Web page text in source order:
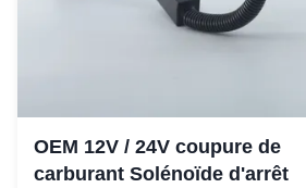
OEM 12V / 24V coupure de
carburant Solénoïde d'arrêt